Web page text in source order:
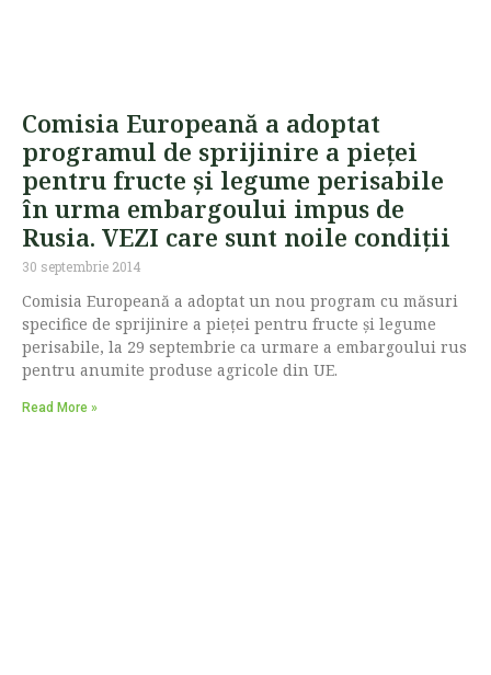
Comisia Europeană a adoptat
programul de sprijinire a pieței
pentru fructe și legume perisabile
în urma embargoului impus de
Rusia. VEZI care sunt noile condiții
30 septembrie 2014
Comisia Europeană a adoptat un nou program cu măsuri
specifice de sprijinire a pieței pentru fructe și legume
perisabile, la 29 septembrie ca urmare a embargoului rus
pentru anumite produse agricole din UE.
Read More »